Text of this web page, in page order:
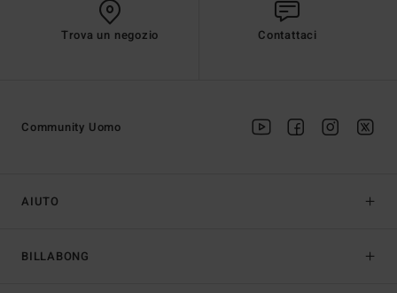
Trova un negozio Contattaci
AIUTO
BILLABONG
Community Uomo